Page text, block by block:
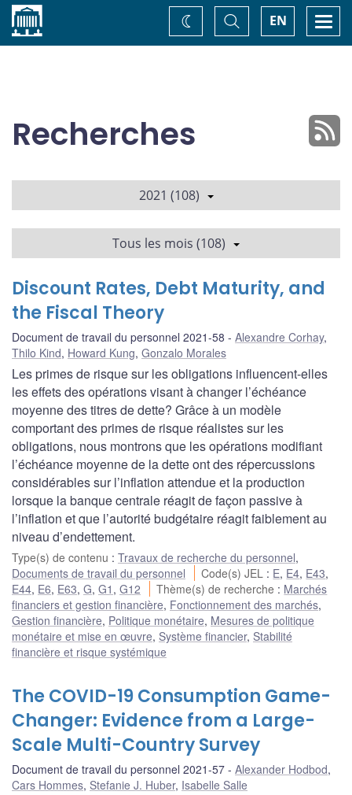
Accueil EN
Basculer
la
recherche
Changez
de
Recherches
2021 (108)
Tous les mois (108)
Discount Rates, Debt Maturity, and
the Fiscal Theory
Document de travail du personnel 2021-58 Alexandre Corhay,
Thilo Kind, Howard Kung, Gonzalo Morales
Les primes de risque sur les obligations influencent-elles
les effets des opérations visant à changer l’échéance
moyenne des titres de dette? Grâce à un modèle
comportant des primes de risque réalistes sur les
obligations, nous montrons que les opérations modifiant
l’échéance moyenne de la dette ont des répercussions
considérables sur l’inflation attendue et la production
lorsque la banque centrale réagit de façon passive à
l’inflation et que l’autorité budgétaire réagit faiblement au
niveau d’endettement.
Type(s) de contenu : Travaux de recherche du personnel,
Documents de travail du personnel
Code(s) JEL : E, E4, E43,
E44, E6, E63, G, G1 , G12 Thème(s) de recherche : Marchés
financiers et gestion financière, Fonctionnement des marchés,
Gestion financière, Politique monétaire, Mesures de politique
monétaire et mise en œuvre, Système financier, Stabilité
financière et risque systémique
The COVID-19 Consumption Game-
Changer: Evidence from a Large-
Scale Multi-Country Survey
Document de travail du personnel 2021-57 Alexander Hodbod,
Cars Hommes, Stefanie J. Huber, Isabelle Salle